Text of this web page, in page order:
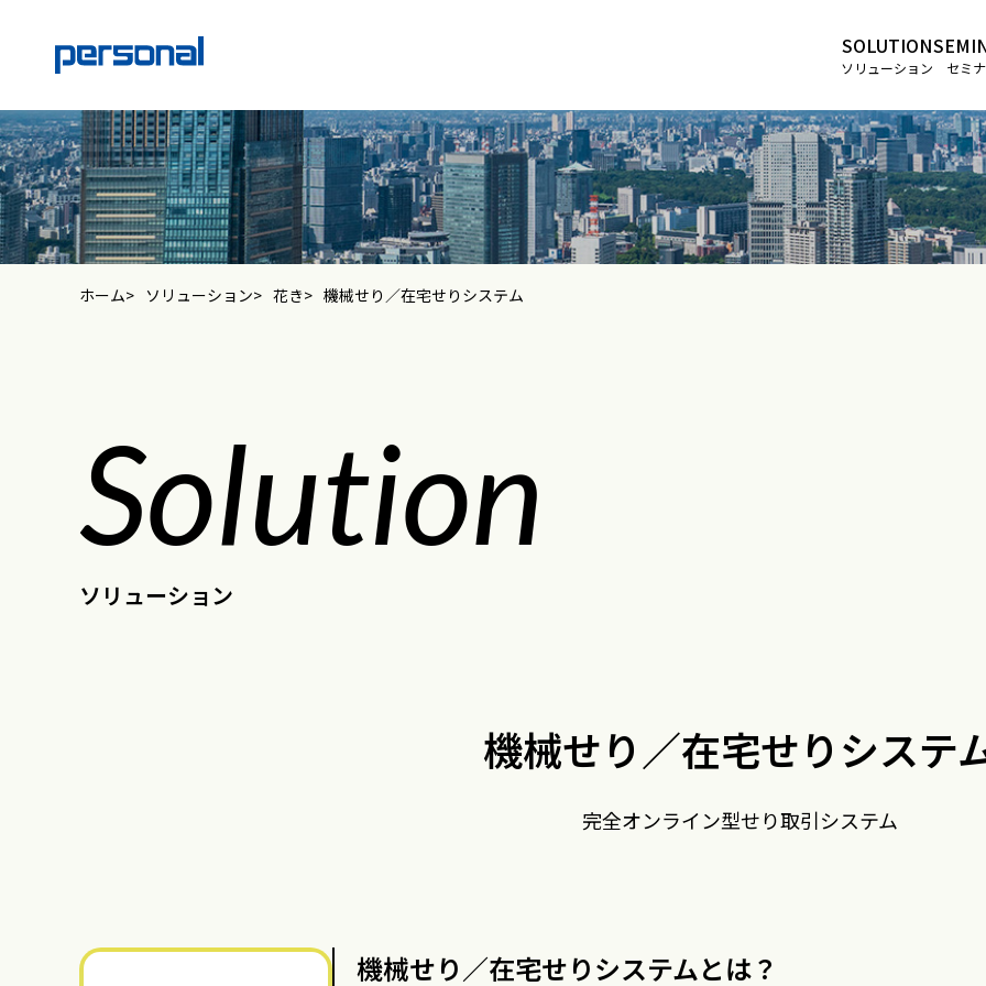
SOLUTION
ソリューション セミ
ホーム ソリューション 花き 機械せり／在宅せりシステム
Solution
ソリューション
機械せり／在宅せりシステ
完全オンライン型せり取引システム
機械せり／在宅せりシステムとは？